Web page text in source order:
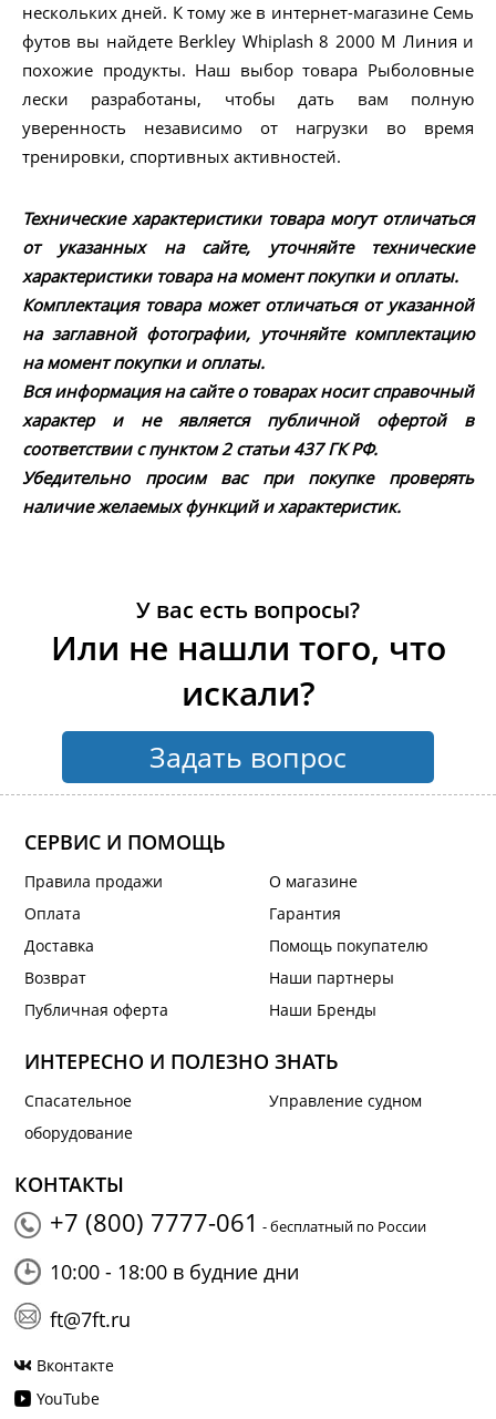
нескольких дней. К тому же в интернет-магазине Семь
футов вы найдете Berkley Whiplash 8 2000 M Линия и
похожие продукты. Наш выбор товара Рыболовные
лески разработаны, чтобы дать вам полную
уверенность независимо от нагрузки во время
тренировки, спортивных активностей.
Технические характеристики товара могут отличаться
от указанных на сайте, уточняйте технические
характеристики товара на момент покупки и оплаты.
Комплектация товара может отличаться от указанной
на заглавной фотографии, уточняйте комплектацию
на момент покупки и оплаты.
Вся информация на сайте о товарах носит справочный
характер и не является публичной офертой в
соответствии с пунктом 2 статьи 437 ГК РФ.
Убедительно просим вас при покупке проверять
наличие желаемых функций и характеристик.
У вас есть вопросы?
Или не нашли того, что
искали?
Задать вопрос
СЕРВИС И ПОМОЩЬ
Правила продажи
Оплата
Доставка
Возврат
Публичная оферта
О магазине
Гарантия
Помощь покупателю
Наши партнеры
Наши Бренды
ИНТЕРЕСНО И ПОЛЕЗНО ЗНАТЬ
Спасательное
оборудование
Управление судном
КОНТАКТЫ
+7 (800) 7777-061 - бесплатный по России
10:00 - 18:00 в будние дни
ft@7ft.ru
Вконтакте
YouTube